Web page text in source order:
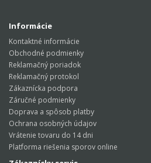
Informácie
Kontaktné informácie
Obchodné podmienky
Reklamačný poriadok
Reklamačný protokol
Zákaznícka podpora
Záručné podmienky
Doprava a spôsob platby
Ochrana osobných údajov
Vrátenie tovaru do 14 dni
Platforma riešenia sporov online